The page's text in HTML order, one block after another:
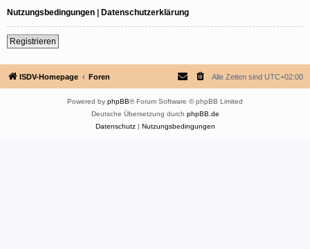
Nutzungsbedingungen | Datenschutzerklärung
Registrieren
ISDV-Homepage Foren Alle Zeiten sind UTC+02:00
Powered by phpBB® Forum Software © phpBB Limited
Deutsche Übersetzung durch phpBB.de
Datenschutz| Nutzungsbedingungen